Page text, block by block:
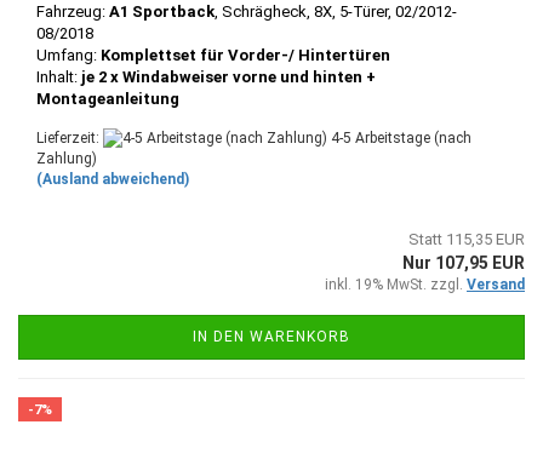
Fahrzeug: A1 Sportback , Schrägheck, 8X, 5-Türer, 02/2012-
08/2018
Umfang: Komplettset für Vorder-/ Hintertüren
Inhalt: je 2 x Windabweiser vorne und hinten +
Montageanleitung
Lieferzeit:
4-5 Arbeitstage (nach
Zahlung)
(Ausland abweichend)
Statt 115,35 EUR
Nur 107,95 EUR
inkl. 19% MwSt. zzgl. Versand
IN DEN WARENKORB
-7%